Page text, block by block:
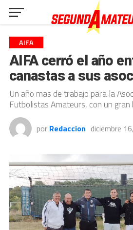
AIFA
AIFA cerró el año
canastas a sus
Un año mas de trabajo para la
Futbolistas Amateurs, con un
por Redaccion diciembre